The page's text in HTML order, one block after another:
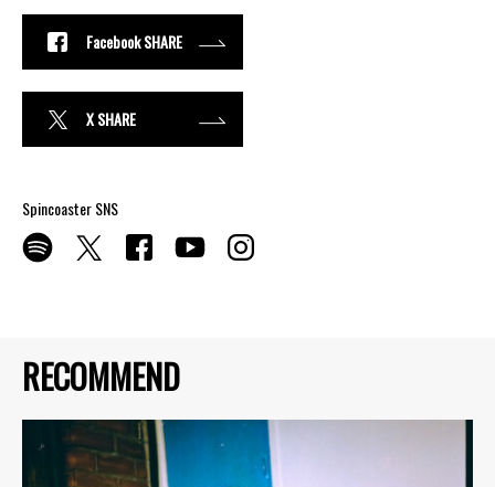
RECOMMEND
Facebook SHARE
X SHARE
Spincoaster SNS